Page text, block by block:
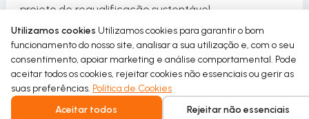
projeto de requalificação sustentável.
Read more
Utilizamos cookies Utilizamos cookies para garantir o bom
funcionamento do nosso site, analisar a sua utilização e, com o seu
consentimento, apoiar marketing e análise comportamental. Pode
aceitar todos os cookies, rejeitar cookies não essenciais ou gerir as
suas preferências. Política de Cookies
Aceitar todos
Rejeitar não essenciais